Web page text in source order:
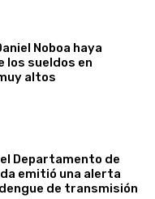
Noboa haya
los sueldos en
altos
Departamento de
emitió una alerta
de transmisión